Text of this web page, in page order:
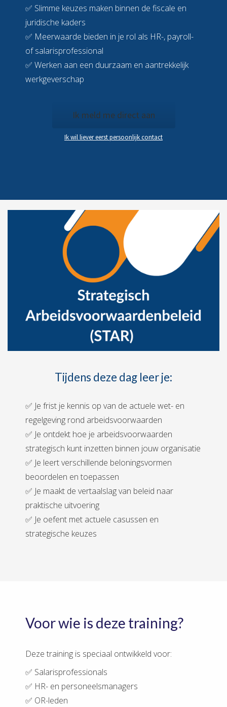
✅ Slimme keuzes maken binnen de fiscale en
juridische kaders
✅ Meerwaarde bieden in je rol als HR-, payroll-
of salarisprofessional
✅ Werken aan een duurzaam en aantrekkelijk
werkgeverschap
Ik meld me direct aan
Ik wil liever eerst persoonlijk contact
Tijdens deze dag leer je:
✅ Je frist je kennis op van de actuele wet- en
regelgeving rond arbeidsvoorwaarden
✅ Je ontdekt hoe je arbeidsvoorwaarden
strategisch kunt inzetten binnen jouw organisatie
✅ Je leert verschillende beloningsvormen
beoordelen en toepassen
✅ Je maakt de vertaalslag van beleid naar
praktische uitvoering
✅ Je oefent met actuele casussen en
strategische keuzes
Voor wie is deze training?
Deze training is speciaal ontwikkeld voor:
✅ Salarisprofessionals
✅ HR- en personeelsmanagers
✅ OR-leden